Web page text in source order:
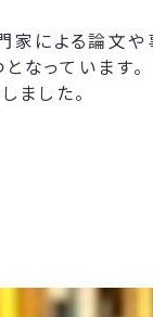
家による論
なっています。
ました。